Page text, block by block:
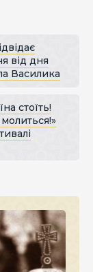
від дня
Василика
стоїть!